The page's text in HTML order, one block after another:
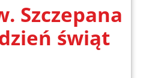
Szczepana
świąt